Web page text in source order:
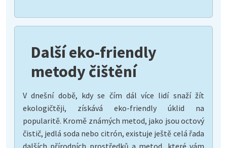
Další eko-friendly
metody čištění
V dnešní době, kdy se čím dál více lidí snaží žít
ekologičtěji, získává eko-friendly úklid na
popularitě. Kromě známých metod, jako jsou octový
čistič, jedlá soda nebo citrón, existuje ještě celá řada
dalších přírodních prostředků a metod, které vám